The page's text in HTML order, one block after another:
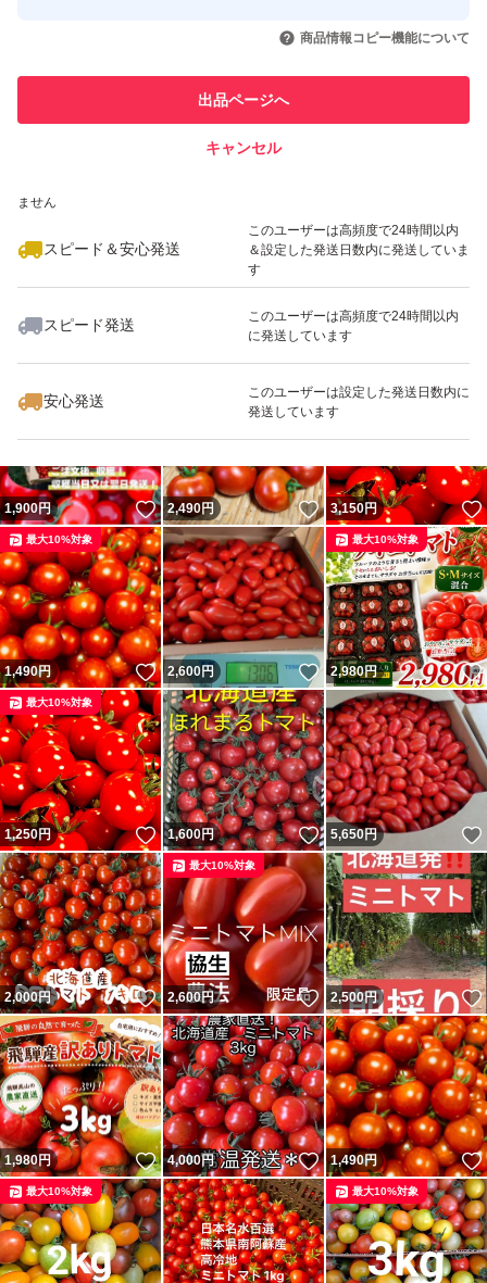
全て割れていないことはほぼない、と思っていただいた方
がいいかとおもいます。
冷蔵庫で、約一週間程度保存可能ですが、ナマモノですの
宅急便で常温発送となります。
時には、季節、交通状況など、遅延の可能性がある事も御
希望など、気が付かないことがあります。
また、お時間指定曜日など、対応出来ず、順次発送にご理
解いただけますと幸いです。
種類ミニトマト
量3kg
引を完了させた実績があります
での取引実績があります
ません
スピード＆安心発送
このユーザーは高頻度で24時間以内
＆設定した発送日数内に発送していま
す
スピード発送
このユーザーは高頻度で24時間以内
に発送しています
安心発送
このユーザーは設定した発送日数内に
発送しています
商品情報コピー機能について
出品ページへ
キャンセル
いいね！
3,480
1,900円 いいね！
2,490円 いいね！
3,150円
1,490円 いいね！
最大10%対象
2,600円 いいね！
2,980円
最大10%対象
1,250円 いいね！
最大10%対象
1,600円 いいね！
5,650円
2,000円 いいね！
2,600円 いいね！
最大10%対象
2,500円
1,980円 いいね！
4,000円 いいね！
1,490円
最大10%対象 最大10%対象